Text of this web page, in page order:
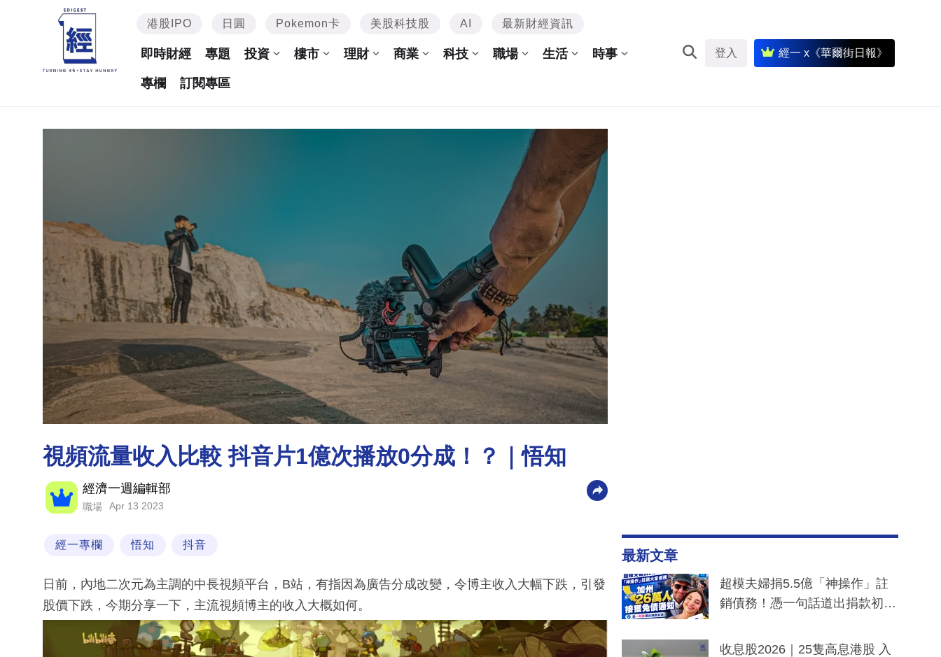
港股IPO 日圓 Pokemon卡 美股科技股 AI 最新財經資訊
即時財經 專題 投資 樓市 理財 商業 科技 職場 生活 時事
專欄 訂閱專區
登入 經一 x《華爾街日報》
視頻流量收入比較 抖音片1億次播放0分成！？｜悟知
經濟一週編輯部
職場 Apr 13 2023
經一專欄 悟知 抖音
日前，內地二次元為主調的中長視頻平台，B站，有指因為廣告分成改變，令博主收入大幅下跌，引發
股價下跌，今期分享一下，主流視頻博主的收入大概如何。
最新文章
超模夫婦捐5.5億「神操作」註
銷債務！憑一句話道出捐款初
一度被誤當詐騙手段
收息股2026｜25隻高息港股 入